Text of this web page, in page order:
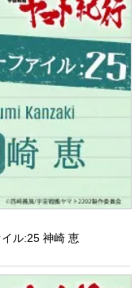
イル:25 神崎 恵